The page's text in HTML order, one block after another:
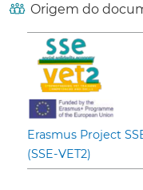
Origem do
Erasmus Project
(SSE-VET2)